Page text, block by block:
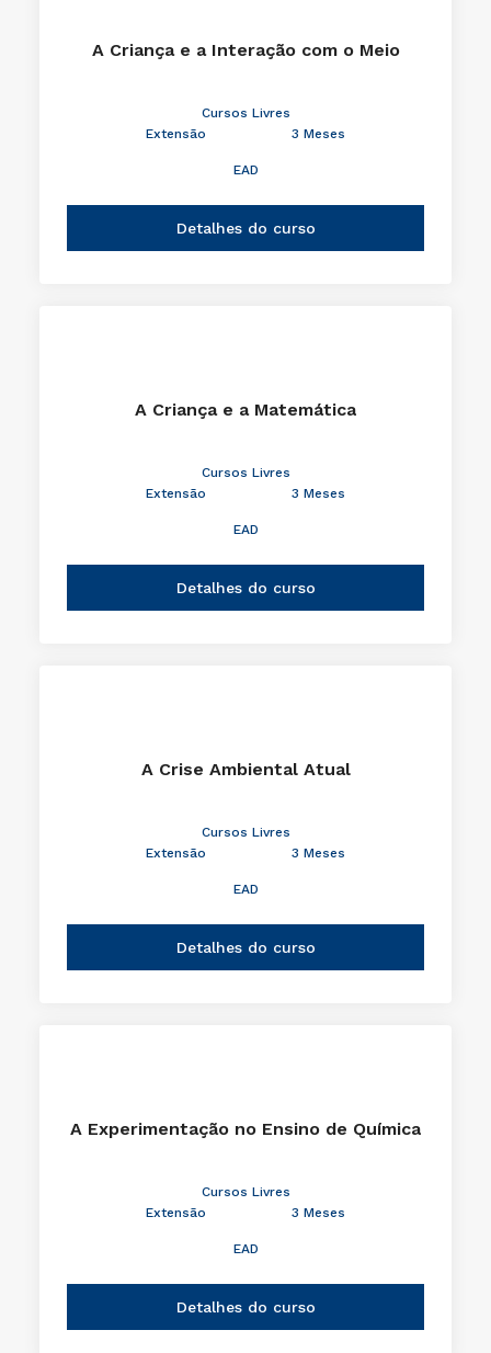
A Criança e a Interação com o Meio
Cursos Livres
Extensão
3 Meses
EAD
Detalhes do curso
A Criança e a Matemática
Cursos Livres
Extensão
3 Meses
EAD
Detalhes do curso
A Crise Ambiental Atual
Cursos Livres
Extensão
3 Meses
EAD
Detalhes do curso
A Experimentação no Ensino de Química
Cursos Livres
Extensão
3 Meses
EAD
Detalhes do curso